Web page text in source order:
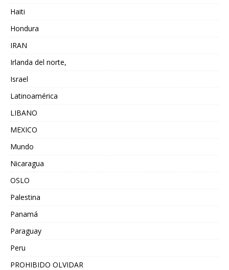
Haiti
Hondura
IRAN
Irlanda del norte,
Israel
Latinoamérica
LIBANO
MEXICO
Mundo
Nicaragua
OSLO
Palestina
Panamá
Paraguay
Peru
PROHIBIDO OLVIDAR